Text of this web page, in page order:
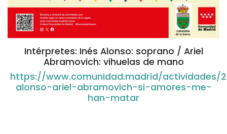
Intérpretes: Inés Alonso: soprano / Ariel
Abramovich: vihuelas de mano
https://www.comunidad.madrid/actividades/
alonso-ariel-abramovich-si-amores-me-
han-matar